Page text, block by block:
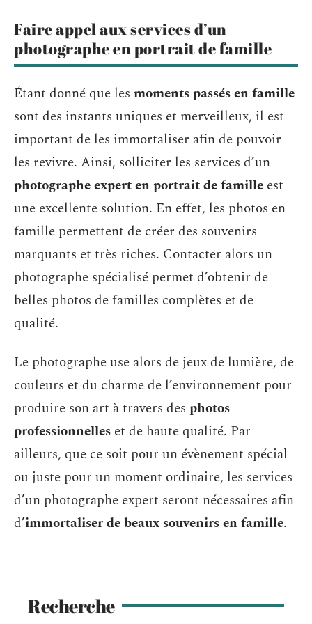
Faire appel aux services d’un
photographe en portrait de famille
Étant donné que les moments passés en famille
sont des instants uniques et merveilleux, il est
important de les immortaliser afin de pouvoir
les revivre. Ainsi, solliciter les services d’un
photographe expert en portrait de famille est
une excellente solution. En effet, les photos en
famille permettent de créer des souvenirs
marquants et très riches. Contacter alors un
photographe spécialisé permet d’obtenir de
belles photos de familles complètes et de
qualité.
Le photographe use alors de jeux de lumière, de
couleurs et du charme de l’environnement pour
produire son art à travers des photos
professionnelles et de haute qualité. Par
ailleurs, que ce soit pour un évènement spécial
ou juste pour un moment ordinaire, les services
d’un photographe expert seront nécessaires afin
d’immortaliser de beaux souvenirs en famille.
Recherche